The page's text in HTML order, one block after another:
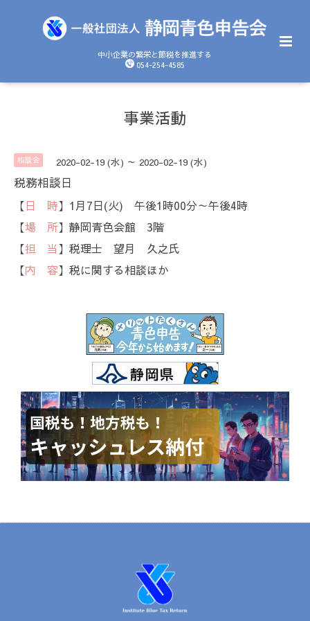
中小企業の繁栄と節税を推進する
054-254-4585
事業活動
相談会 2020-02-19 (水) ～ 2020-02-19 (水)
税務相談日
【日 時】1月7日(火) 午後1時00分～午後4時
【場 所】静岡青色会館 3階
【担 当】税理士 望月 久之氏
【内 容】税に関する相談ほか